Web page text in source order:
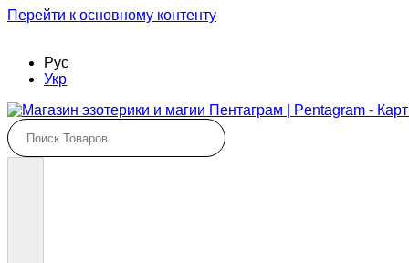
Перейти к основному контенту
Рус
Укр